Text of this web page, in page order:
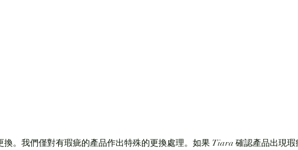
。我們僅對有瑕疵的產品作出特殊的更換處理。如果 Tiara 確認產品出現